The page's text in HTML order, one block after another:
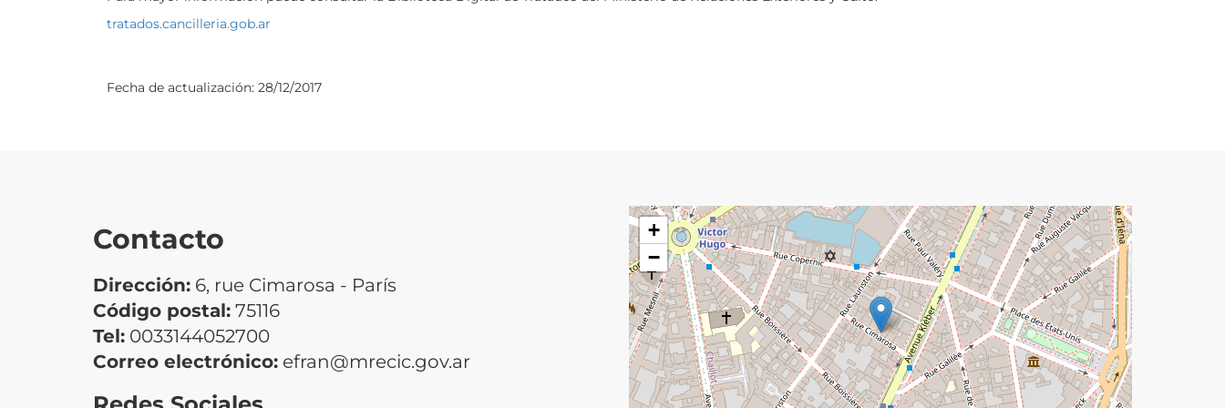
tratados.cancilleria.gob.ar
Fecha de actualización: 28/12/2017
Contacto
Dirección: 6, rue Cimarosa - París
Código postal: 75116
Tel: 0033144052700
Correo electrónico: efran@mrecic.gov.ar
+
−